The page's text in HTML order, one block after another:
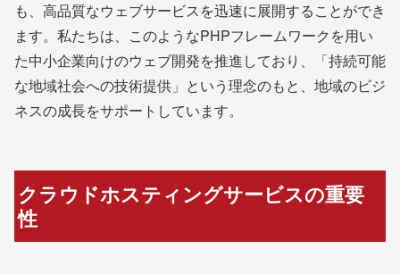
も、高品質なウェブサービスを迅速に展開することができ
ます。私たちは、このようなPHPフレームワークを用い
た中小企業向けのウェブ開発を推進しており、「持続可能
な地域社会への技術提供」という理念のもと、地域のビジ
ネスの成長をサポートしています。
クラウドホスティングサービスの重要
性